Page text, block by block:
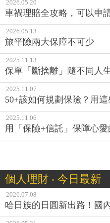
2026.05.20
車禍理賠全攻略，可以申
2026.05.13
旅平險兩大保障不可少
2025.11.13
保單「斷捨離」隨不同人
2025.11.07
50+該如何規劃保險？用
2025.11.06
用「保險+信託」保障心愛
個人理財 ‧ 今日最新
2026.07.08
哈日族的日圓新出路！國